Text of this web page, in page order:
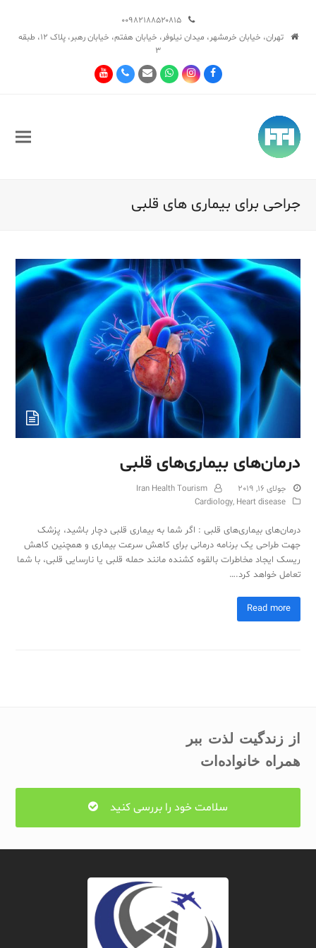
تهران، خیابان خرمشهر، میدان نیلوفر، خیابان هفتم، خیابان رهبر، پلاک ۱۲، طبقه
۳
Facebook
Instagram
Whatsapp
Email
Phone
Youtube
جراحی برای بیماری های قلبی
درمان‌های بیماری‌های قلبی
جولای 16, 2019
Iran Health Tourism
Cardiology, Heart disease
درمان‌های بیماری‌های قلبی : اگر شما به بیماری قلبی دچار باشید، پزشک
جهت طراحی یک برنامه درمانی برای کاهش سرعت بیماری و همچنین کاهش
ریسک ایجاد مخاطرات بالقوه کشنده مانند حمله قلبی یا نارسایی قلبی، با شما
تعامل خواهد کرد.…
Read more
از زندگیت لذت ببر
همراه خانواده‌ات
سلامت خود را بررسی کنید